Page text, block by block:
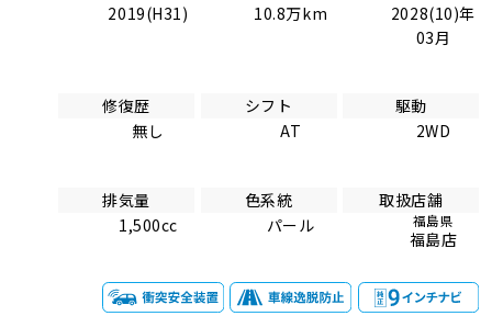
2019(H31)
10.8万km
2028(10)年
03月
修復歴
無し
シフト
AT
駆動
2WD
排気量
1,500cc
色系統
パール
取扱店舗
福島県
福島店